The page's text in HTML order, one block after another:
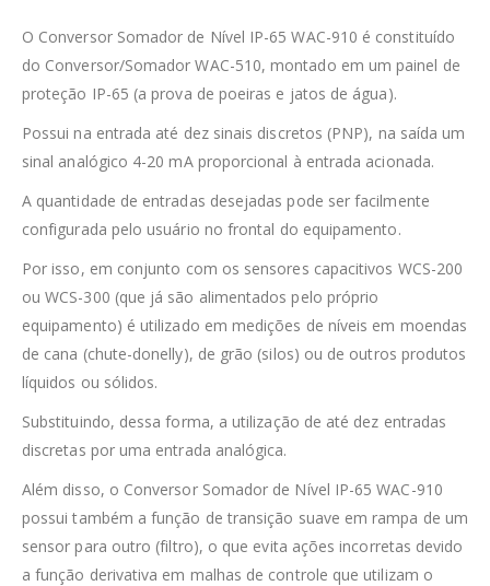
O Conversor Somador de Nível IP-65 WAC-910 é constituído
do Conversor/Somador WAC-510, montado em um painel de
proteção IP-65 (a prova de poeiras e jatos de água).
Possui na entrada até dez sinais discretos (PNP), na saída um
sinal analógico 4-20 mA proporcional à entrada acionada.
A quantidade de entradas desejadas pode ser facilmente
configurada pelo usuário no frontal do equipamento.
Por isso, em conjunto com os sensores capacitivos WCS-200
ou WCS-300 (que já são alimentados pelo próprio
equipamento) é utilizado em medições de níveis em moendas
de cana (chute-donelly), de grão (silos) ou de outros produtos
líquidos ou sólidos.
Substituindo, dessa forma, a utilização de até dez entradas
discretas por uma entrada analógica.
Além disso, o Conversor Somador de Nível IP-65 WAC-910
possui também a função de transição suave em rampa de um
sensor para outro (filtro), o que evita ações incorretas devido
a função derivativa em malhas de controle que utilizam o